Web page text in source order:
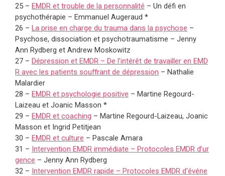
25 – EMDR et trouble de la personnalité – Un défi en
psychothérapie – Emmanuel Augeraud *
26 – La prise en charge du trauma dans la psychose –
Psychose, dissociation et psychotraumatisme – Jenny
Ann Rydberg et Andrew Moskowitz
27 – Dépression et EMDR – De l’intérêt de travailler en EMD
R avec les patients souffrant de dépression – Nathalie
Malardier
28 – EMDR et psychologie positive – Martine Regourd-
Laizeau et Joanic Masson *
29 – EMDR et coaching – Martine Regourd-Laizeau, Joanic
Masson et Ingrid Petitjean
30 – EMDR et culture – Pascale Amara
31 – Intervention EMDR immédiate – Protocoles EMDR d’ur
gence – Jenny Ann Rydberg
32 – Intervention EMDR rapide – Protocoles EMDR d’événe